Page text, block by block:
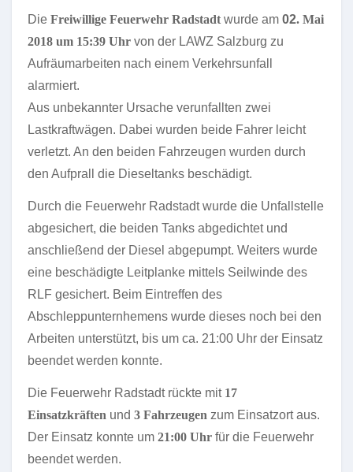
Die Freiwillige Feuerwehr Radstadt wurde am 02. Mai
2018 um 15:39 Uhr von der LAWZ Salzburg zu
Aufräumarbeiten nach einem Verkehrsunfall
alarmiert.
Aus unbekannter Ursache verunfallten zwei
Lastkraftwägen. Dabei wurden beide Fahrer leicht
verletzt. An den beiden Fahrzeugen wurden durch
den Aufprall die Dieseltanks beschädigt.
Durch die Feuerwehr Radstadt wurde die Unfallstelle
abgesichert, die beiden Tanks abgedichtet und
anschließend der Diesel abgepumpt. Weiters wurde
eine beschädigte Leitplanke mittels Seilwinde des
RLF gesichert. Beim Eintreffen des
Abschleppunternhemens wurde dieses noch bei den
Arbeiten unterstützt, bis um ca. 21:00 Uhr der Einsatz
beendet werden konnte.
Die Feuerwehr Radstadt rückte mit 17
Einsatzkräften und 3 Fahrzeugen zum Einsatzort aus.
Der Einsatz konnte um 21:00 Uhr für die Feuerwehr
beendet werden.